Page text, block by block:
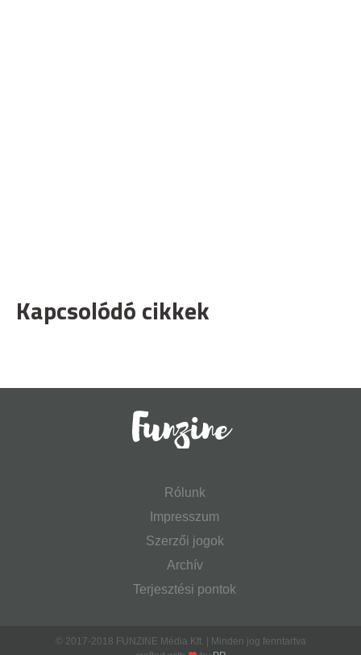
Kapcsolódó cikkek
Rólunk
Impresszum
Szerzői jogok
Archív
Terjesztési pontok
© 2017-2018 FUNZINE Média Kft. | Minden jog fenntartva